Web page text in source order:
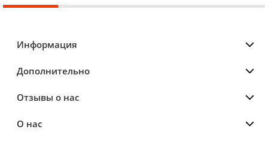
Информация
Дополнительно
Отзывы о нас
О нас